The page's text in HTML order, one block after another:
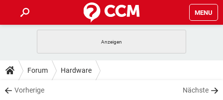
MENU
ANDROID
WINDOWS 10
TIPPS & TRICKS
SPIELE
DOWNLOADS
Forum Hardware
Vorherige Nächste